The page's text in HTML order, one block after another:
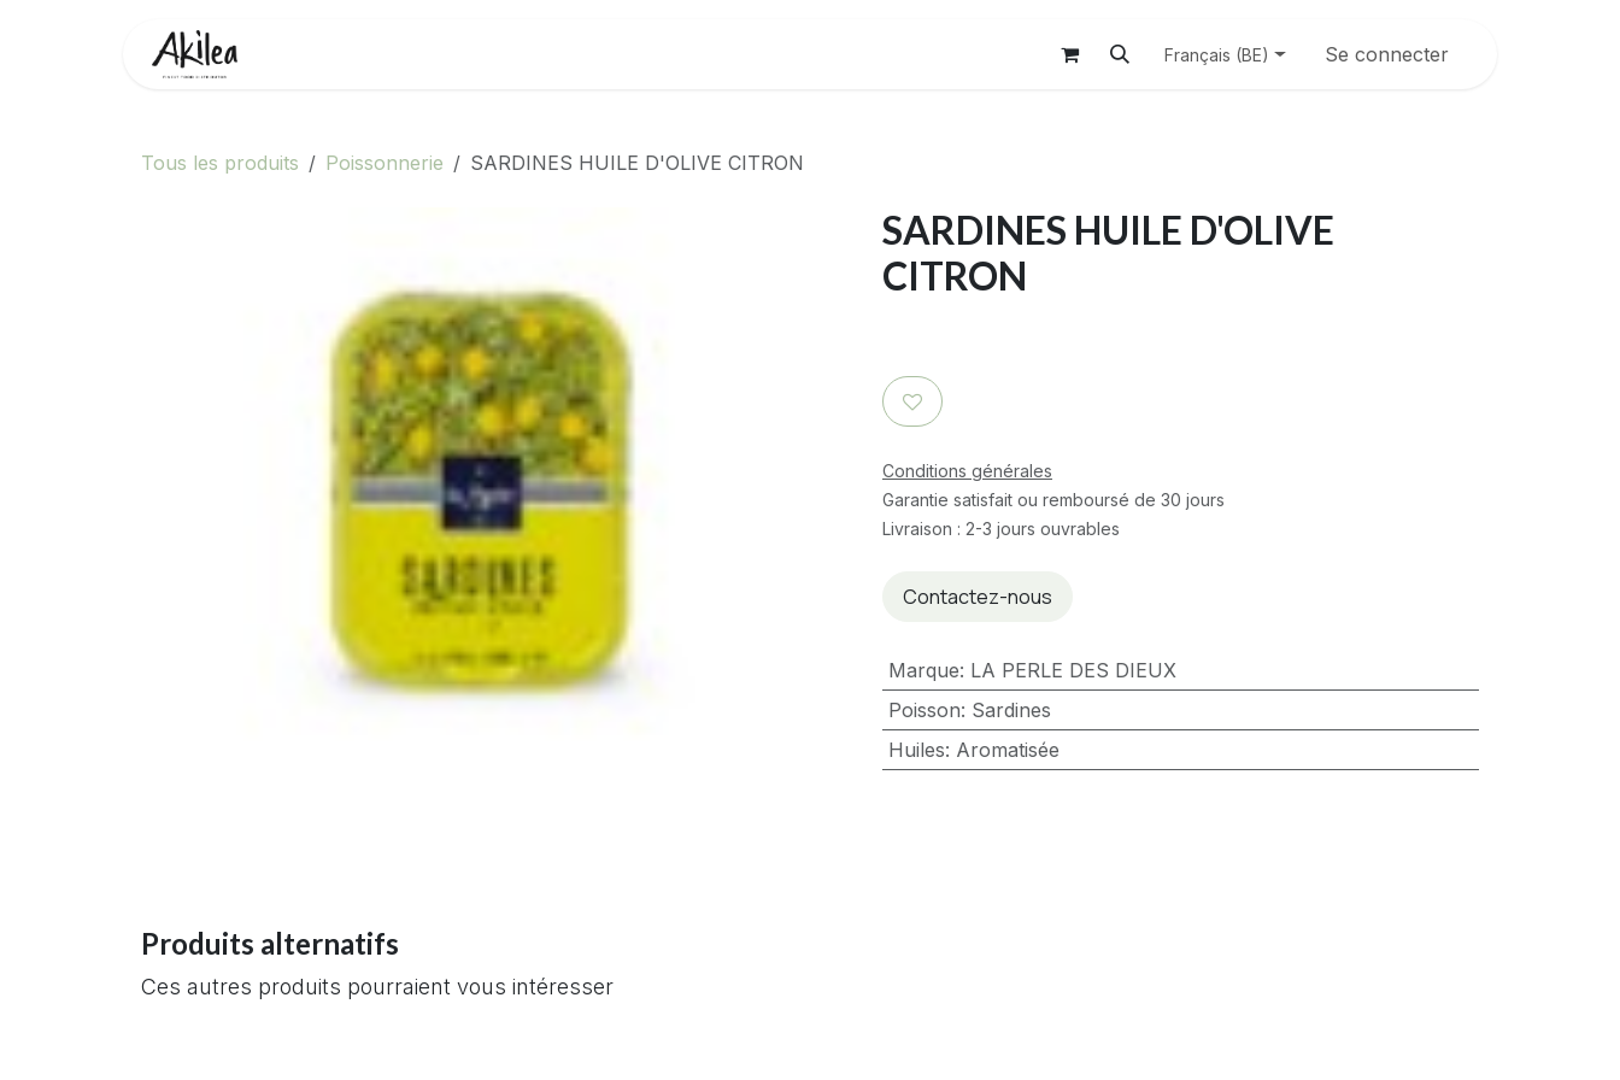
Français (BE) Se connecter
Tous les produits Poissonnerie SARDINES HUILE D'OLIVE CITRON
SARDINES HUILE D'OLIVE
CITRON
Conditions générales
Garantie satisfait ou remboursé de 30 jours
Livraison : 2-3 jours ouvrables
Contactez-nous
Marque: LA PERLE DES DIEUX
Poisson: Sardines
Huiles: Aromatisée
Produits alternatifs
Ces autres produits pourraient vous intéresser